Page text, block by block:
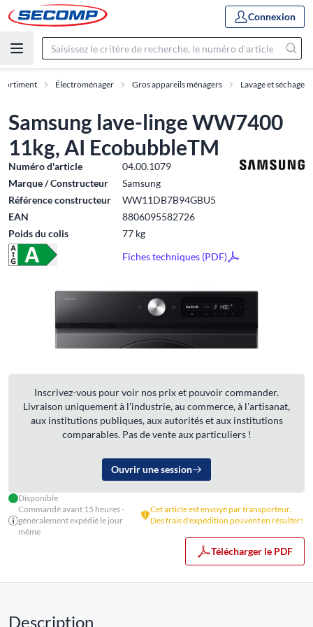
Connexion
Électroménager Gros appareils ménagers Lavage et séchage
Samsung lave-linge WW7400
11kg, AI EcobubbleTM
Numéro d'article
04.00.1079
Marque / Constructeur
Samsung
Référence constructeur
WW11DB7B94GBU5
EAN
8806095582726
Poids du colis
77 kg
Fiches techniques (PDF)
Inscrivez-vous pour voir nos prix et pouvoir commander.
Livraison uniquement à l'industrie, au commerce, à l'artisanat,
aux institutions publiques, aux autorités et aux institutions
comparables. Pas de vente aux particuliers !
Ouvrir une session
Disponible
Commandé avant 15 heures -
généralement expédié le jour
même
Cet article est envoyé par transporteur.
Des frais d'expédition peuvent en résulter!
Télécharger le PDF
Description